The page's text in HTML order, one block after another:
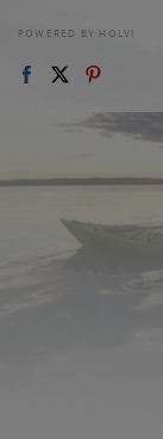
POWERED BY HOLVI